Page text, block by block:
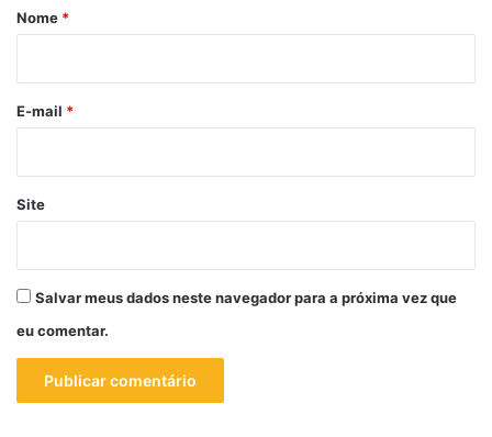
r
*
Nome *
E-mail *
Site
Salvar meus dados neste navegador para a próxima vez que
eu comentar.